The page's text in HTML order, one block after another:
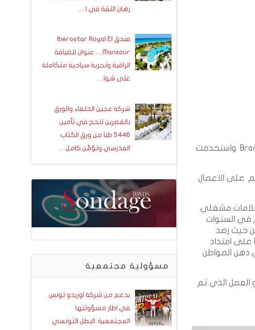
سبر الآراء تم خلال الفترة بين 5 و20 افريل 2022 و شاركة فيه 8520 الف تونسي عبر منصتنا Brands.com.tn واستخدمت
2022 فقد عبر 58.3 % عن عدم رضائهم على الاعمال
لعلامات مشغلي
الهاتف هم في السنوات
من حيث رصد
على امتداد
ذهن المواطن
تحصل على اكبر نسبة تصويت ب27.8 وبالتالي هو العمل الذي تم
رهان الثقة في ا…
فندق Iberostar Royal El
Mansour… عنوان للضيافة
الراقية وتجربة سياحية متكاملة
على شوا…
شركة عجين الحلفاء والورق
بالقصرين تنجح في تأمين
5446 طنا من ورق الكتاب
المدرسي وتؤمّن كامل…
مسؤولية مجتمعية
بدعم من شركة اوريدو تونس
في اطار مسؤولتها
المجتمعية: البطل التونسي